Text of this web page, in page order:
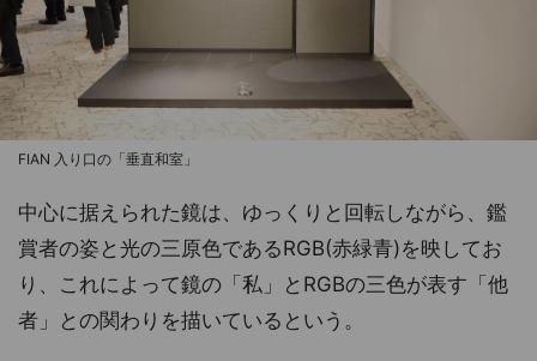
FIAN 入り口の「垂直和室」
中心に据えられた鏡は、ゆっくりと回転しながら、鑑
賞者の姿と光の三原色であるRGB(赤緑青)を映してお
り、これによって鏡の「私」とRGBの三色が表す「他
者」との関わりを描いているという。